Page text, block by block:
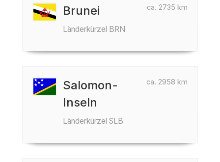
ca. 2735 km
Brunei
Länderkürzel BRN
ca. 2958 km
Salomon-
Inseln
Länderkürzel SLB